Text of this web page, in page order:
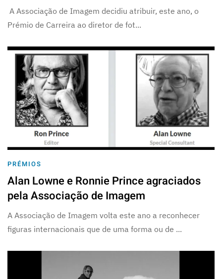
A Associação de Imagem decidiu atribuir, este ano, o
Prémio de Carreira ao diretor de fot...
PRÉMIOS
Alan Lowne e Ronnie Prince agraciados
pela Associação de Imagem
A Associação de Imagem volta este ano a reconhecer
figuras internacionais que de uma forma ou de ...